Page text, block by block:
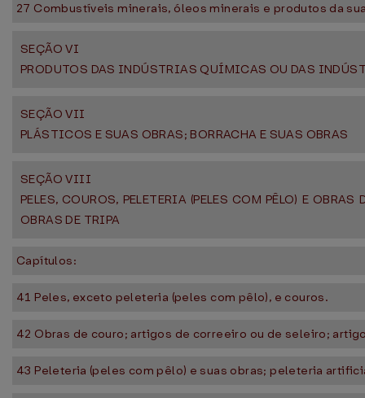
27 Combustíveis minerais, óleos minerais e produtos da
SEÇÃO VI
PRODUTOS DAS INDÚSTRIAS QUÍMICAS OU DAS
SEÇÃO VII
PLÁSTICOS E SUAS OBRAS; BORRACHA E SUAS OBRAS
SEÇÃO VIII
PELES, COUROS, PELETERIA (PELES COM PÊLO) E
OBRAS DE TRIPA
Capítulos:
41 Peles, exceto peleteria (peles com pêlo), e couros.
42 Obras de couro; artigos de correeiro ou de seleiro;
43 Peleteria (peles com pêlo) e suas obras; peleteria